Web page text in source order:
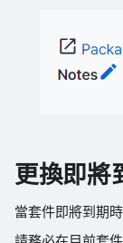
更換即將
當套件即將到期